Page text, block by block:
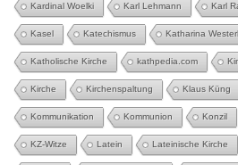
Kardinal Woelki Karl Lehmann Karl
Kasel Katechismus Katharina
Katholische Kirche kathpedia.com
Kirche Kirchenspaltung Klaus Küng
Kommunikation Kommunion Konzil
KZ-Witze Latein Lateinische Kirche